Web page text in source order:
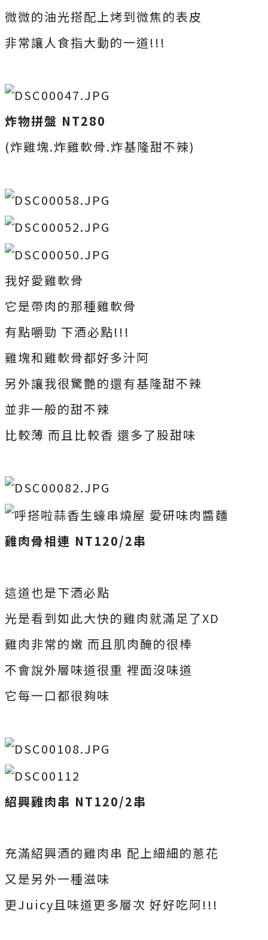
微微的油光搭配上烤到微焦的表皮
非常讓人食指大動的一道!!!
炸物拼盤 NT280
(炸雞塊.炸雞軟骨.炸基隆甜不辣)
我好愛雞軟骨
它是帶肉的那種雞軟骨
有點嚼勁 下酒必點!!!
雞塊和雞軟骨都好多汁阿
另外讓我很驚艷的還有基隆甜不辣
並非一般的甜不辣
比較薄 而且比較香 還多了股甜味
雞肉骨相連 NT120/2串
這道也是下酒必點
光是看到如此大快的雞肉就滿足了XD
雞肉非常的嫩 而且肌肉醃的很棒
不會說外層味道很重 裡面沒味道
它每一口都很夠味
紹興雞肉串 NT120/2串
充滿紹興酒的雞肉串 配上細細的蔥花
又是另外一種滋味
更Juicy且味道更多層次 好好吃阿!!!